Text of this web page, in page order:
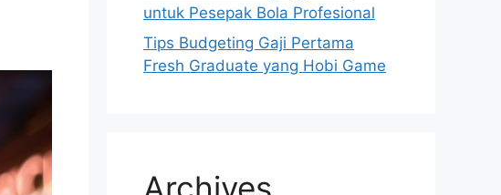
untuk Pesepak Bola Profesional
Tips Budgeting Gaji Pertama
Fresh Graduate yang Hobi Game